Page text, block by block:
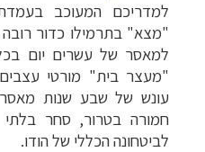
למדריכם המעוכב
"מצא" בתרמילו כדור
למאסר של עשרים יום
"מעצר בית" מורטי
עונש של שבע שנות
חמורה בטרור, סחר בלתי
לביטחונה הכללי שלהודו.